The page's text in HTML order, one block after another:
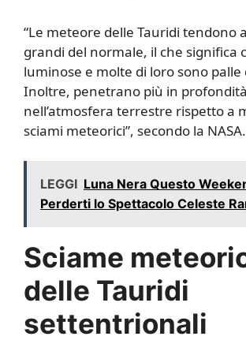
“Le meteore delle Tauridi tendono
grandi del normale, il che significa
luminose e molte di loro sono palle
Inoltre, penetrano più in profondità
nell’atmosfera terrestre rispetto a
sciami meteorici”, secondo la NASA.
LEGGI Luna Nera Questo
Perderti lo Spettacolo Celeste
Sciame
delle Tauridi
settentrionali